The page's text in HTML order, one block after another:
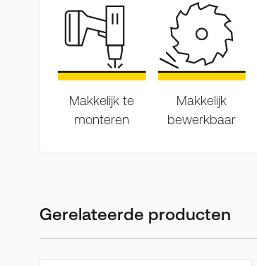
Makkelijk te
monteren
Makkelijk
bewerkbaar
Gerelateerde producten